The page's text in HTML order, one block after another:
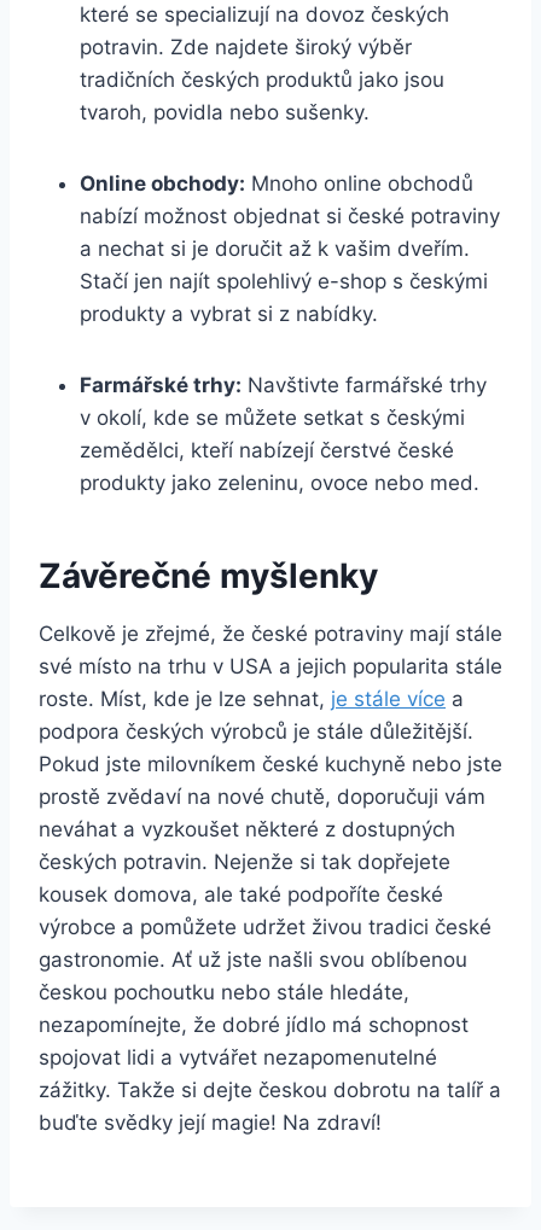
které se specializují na dovoz českých
potravin. Zde najdete široký výběr
tradičních českých produktů jako jsou
tvaroh, povidla nebo sušenky.
Online obchody: Mnoho online obchodů
nabízí možnost objednat si české potraviny
a nechat si je doručit až k vašim dveřím.
Stačí jen najít spolehlivý e-shop s českými
produkty a vybrat si z nabídky.
Farmářské trhy: Navštivte farmářské trhy
v okolí, kde se můžete setkat s českými
zemědělci, kteří nabízejí čerstvé české
produkty jako zeleninu, ovoce nebo med.
Závěrečné myšlenky
Celkově je zřejmé, že české potraviny mají stále
své místo na trhu v USA a jejich popularita stále
roste. Míst, kde je lze sehnat, je stále více a
podpora českých výrobců je stále důležitější.
Pokud jste milovníkem české kuchyně nebo jste
prostě zvědaví na nové chutě, doporučuji vám
neváhat a vyzkoušet některé z dostupných
českých potravin. Nejenže si tak dopřejete
kousek domova, ale také podpoříte české
výrobce a pomůžete udržet živou tradici české
gastronomie. Ať už jste našli svou oblíbenou
českou pochoutku nebo stále hledáte,
nezapomínejte, že dobré jídlo má schopnost
spojovat lidi a vytvářet nezapomenutelné
zážitky. Takže si dejte českou dobrotu na talíř a
buďte svědky její magie! Na zdraví!